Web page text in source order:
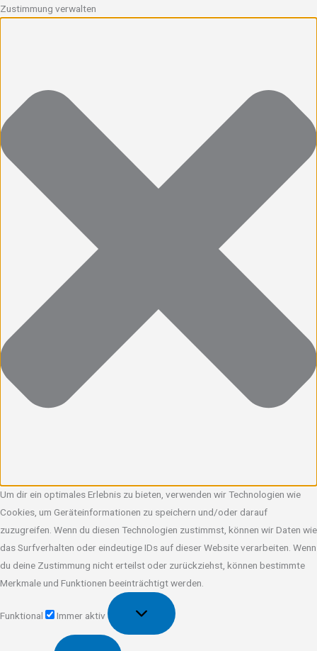
Zustimmung verwalten
Um dir ein optimales Erlebnis zu bieten, verwenden wir Technologien wie
Cookies, um Geräteinformationen zu speichern und/oder darauf
zuzugreifen. Wenn du diesen Technologien zustimmst, können wir Daten wie
das Surfverhalten oder eindeutige IDs auf dieser Website verarbeiten. Wenn
du deine Zustimmung nicht erteilst oder zurückziehst, können bestimmte
Merkmale und Funktionen beeinträchtigt werden.
Funktional
Immer aktiv
Vorlieben